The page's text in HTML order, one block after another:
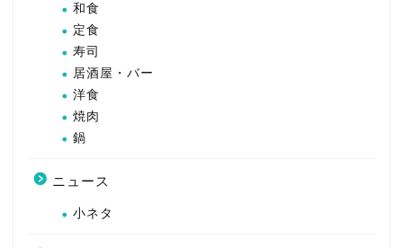
和食
定食
寿司
居酒屋・バー
洋食
焼肉
鍋
ニュース
小ネタ